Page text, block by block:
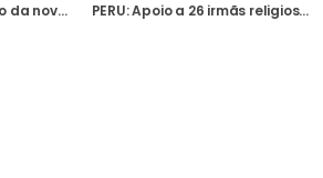
ZÂMBIA: Inauguração da nova catedral de Monze é exemplo do apoio da Fundação AIS à Igreja em África PERU: Apoio a 26 irmãs religiosas na Arquidiocese de Huancayo, nos Andes